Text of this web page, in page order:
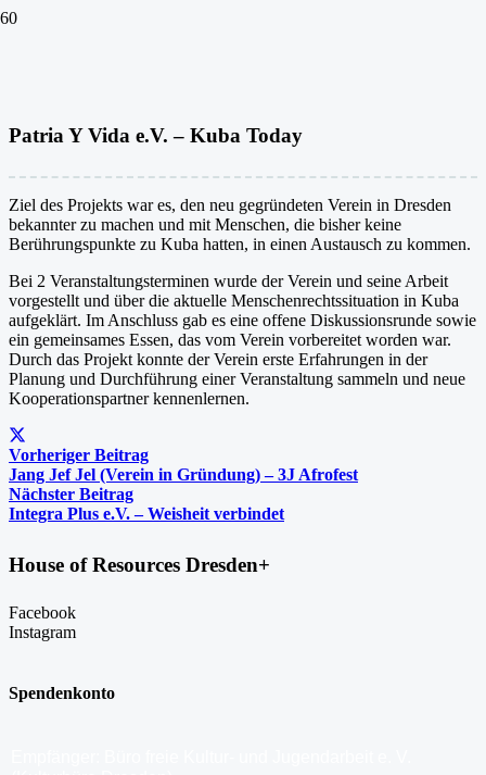
Patria Y Vida e.V. – Kuba Today
Ziel des Projekts war es, den neu gegründeten Verein in Dresden
bekannter zu machen und mit Menschen, die bisher keine
Berührungspunkte zu Kuba hatten, in einen Austausch zu kommen.
Bei 2 Veranstaltungsterminen wurde der Verein und seine Arbeit
vorgestellt und über die aktuelle Menschenrechtssituation in Kuba
aufgeklärt. Im Anschluss gab es eine offene Diskussionsrunde sowie
ein gemeinsames Essen, das vom Verein vorbereitet worden war.
Durch das Projekt konnte der Verein erste Erfahrungen in der
Planung und Durchführung einer Veranstaltung sammeln und neue
Kooperationspartner kennenlernen.
Vorheriger Beitrag
Jang Jef Jel (Verein in Gründung) – 3J Afrofest
Nächster Beitrag
Integra Plus e.V. – Weisheit verbindet
House of Resources Dresden+
Facebook
Instagram
Spendenkonto